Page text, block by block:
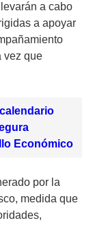
a cabo
a apoyar
vez que
Económico
por la
medida que